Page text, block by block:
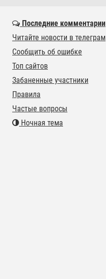
Последние комментарии
Читайте новости в телеграм
Сообщить об ошибке
Топ сайтов
Забаненные участники
Правила
Частые вопросы
Ночная тема